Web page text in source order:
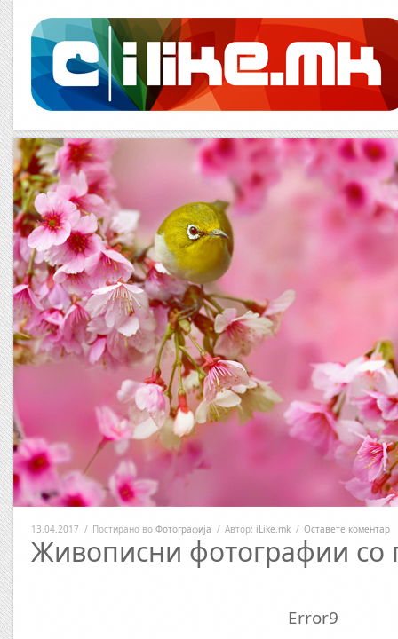
13.04.2017 / Постирано во Фотографија / Автор: iLike.mk / Оставете коментар
Живописни фотографии со
Error9